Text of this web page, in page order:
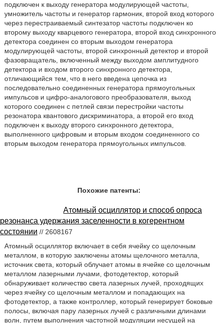
подключен к выходу генератора модулирующей частоты,
умножитель частоты и генератор гармоник, второй вход которого
через перестраиваемый синтезатор частоты подключен ко
второму выходу кварцевого генератора, второй вход синхронного
детектора соединен со вторым выходом генератора
модулирующей частоты, второй синхронный детектор и второй
фазовращатель, включенный между выходом амплитудного
детектора и входом второго синхронного детектора,
отличающийся тем, что в него введена цепочка из
последовательно соединенных генератора прямоугольных
импульсов и цифро-аналогового преобразователя, выход
которого соединен с петлей связи перестройки частоты
резонатора квантового дискриминатора, а второй его вход
подключен к выходу второго синхронного детектора,
выполненного цифровым и вторым входом соединенного со
вторым выходом генератора прямоугольных импульсов.
Похожие патенты:
Атомный осциллятор и способ опроса
резонанса удержания заселенности в когерентном
состоянии // 2608167
Атомный осциллятор включает в себя ячейку со щелочным
металлом, в которую заключены атомы щелочного металла,
источник света, который облучает атомы в ячейке со щелочным
металлом лазерными лучами, фотодетектор, который
обнаруживает количество света лазерных лучей, проходящих
через ячейку со щелочным металлом и попадающих на
фотодетектор, а также контроллер, который генерирует боковые
полосы, включая пару лазерных лучей с различными длинами
волн, путем выполнения частотной модуляции несущей на